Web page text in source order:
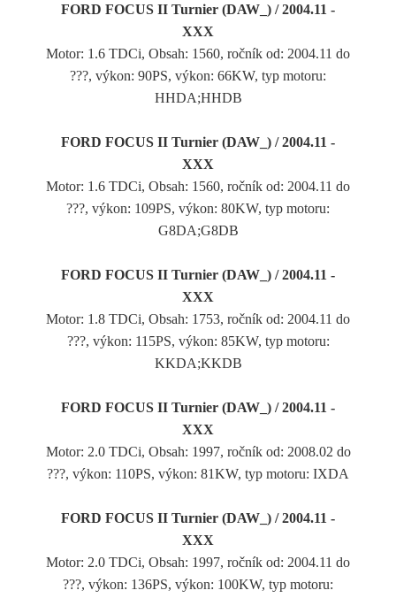
FORD FOCUS II Turnier (DAW_) / 2004.11 -
XXX
Motor: 1.6 TDCi, Obsah: 1560, ročník od: 2004.11 do
???, výkon: 90PS, výkon: 66KW, typ motoru:
HHDA;HHDB
FORD FOCUS II Turnier (DAW_) / 2004.11 -
XXX
Motor: 1.6 TDCi, Obsah: 1560, ročník od: 2004.11 do
???, výkon: 109PS, výkon: 80KW, typ motoru:
G8DA;G8DB
FORD FOCUS II Turnier (DAW_) / 2004.11 -
XXX
Motor: 1.8 TDCi, Obsah: 1753, ročník od: 2004.11 do
???, výkon: 115PS, výkon: 85KW, typ motoru:
KKDA;KKDB
FORD FOCUS II Turnier (DAW_) / 2004.11 -
XXX
Motor: 2.0 TDCi, Obsah: 1997, ročník od: 2008.02 do
???, výkon: 110PS, výkon: 81KW, typ motoru: IXDA
FORD FOCUS II Turnier (DAW_) / 2004.11 -
XXX
Motor: 2.0 TDCi, Obsah: 1997, ročník od: 2004.11 do
???, výkon: 136PS, výkon: 100KW, typ motoru: